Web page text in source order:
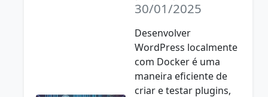
30/01/2025
Desenvolver
WordPress localmente
com Docker é uma
maneira eficiente de
criar e testar plugins,